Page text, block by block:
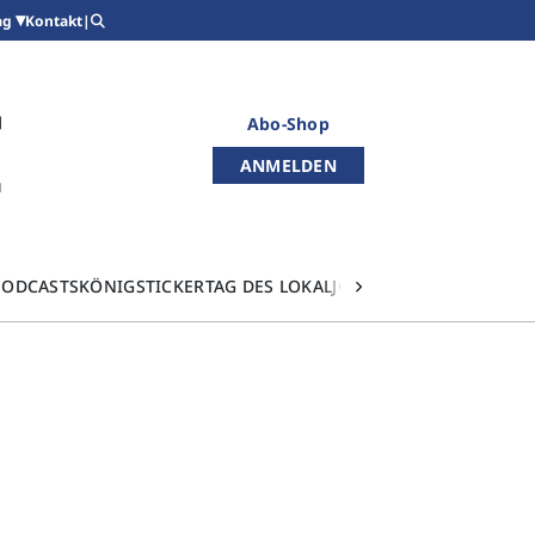
Kontakt|
Abo-Shop
ANMELDEN
KÖNIGSTICKERTAG DES LOKALJOURNALISMUS